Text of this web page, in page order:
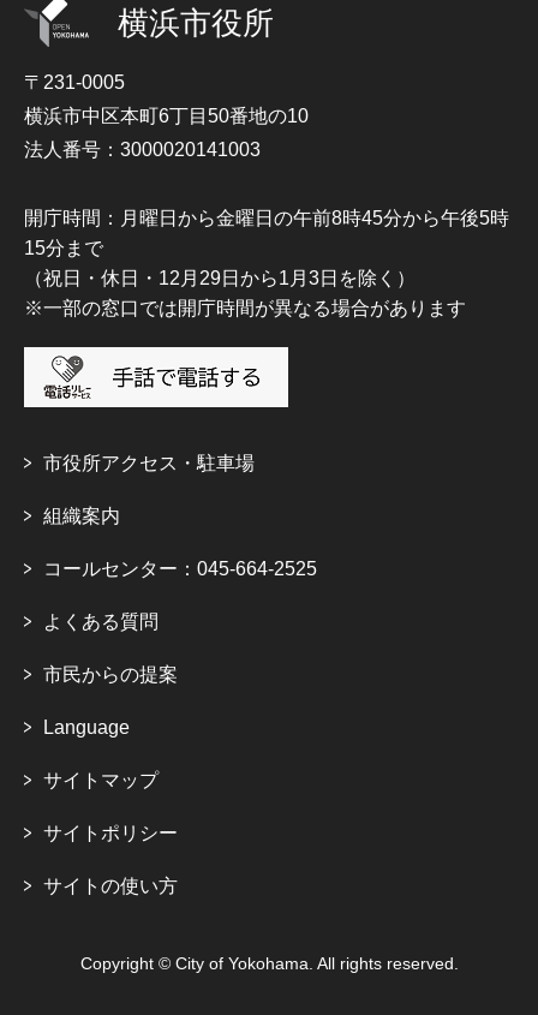
横浜市役所
〒231-0005
横浜市中区本町6丁目50番地の10
法人番号：3000020141003
開庁時間：月曜日から金曜日の午前8時45分から午後5時
15分まで
（祝日・休日・12月29日から1月3日を除く）
※一部の窓口では開庁時間が異なる場合があります
市役所アクセス・駐車場
組織案内
コールセンター：045-664-2525
よくある質問
市民からの提案
Language
サイトマップ
サイトポリシー
サイトの使い方
Copyright © City of Yokohama. All rights reserved.